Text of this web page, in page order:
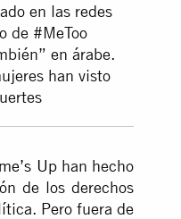
en las redes
de #MeToo
en árabe.
han visto
Uphan hecho
de los derechos
Pero fuera de